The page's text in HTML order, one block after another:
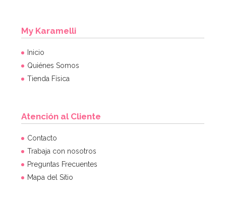
Bombona de Helio para Globos Maxi
64,95€
My Karamelli
Inicio
Quiénes Somos
Tienda Física
Atención al Cliente
Contacto
Trabaja con nosotros
Preguntas Frecuentes
Mapa del Sitio